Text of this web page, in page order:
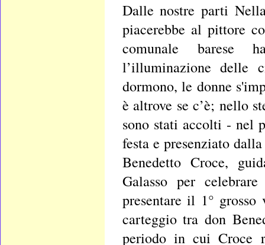
Dalle nostre parti
piacerebbe al pittore
comunale barese
l’illuminazione delle
dormono, le donne
è altrove se c’è; nello
sono stati accolti - nel
festa e presenziato
Benedetto Croce,
Galasso per
presentare il 1°
carteggio tra don
periodo in cui Croce